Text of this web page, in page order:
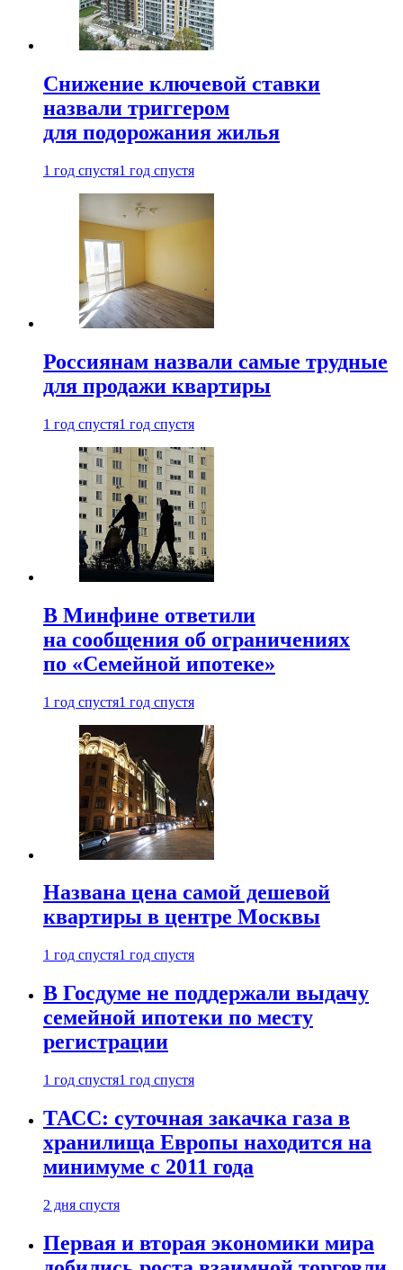
Снижение ключевой ставки
назвали триггером
для подорожания жилья
1 год спустя1 год спустя
Россиянам назвали самые трудные
для продажи квартиры
1 год спустя1 год спустя
В Минфине ответили
на сообщения об ограничениях
по «Семейной ипотеке»
1 год спустя1 год спустя
Названа цена самой дешевой
квартиры в центре Москвы
1 год спустя1 год спустя
В Госдуме не поддержали выдачу
семейной ипотеки по месту
регистрации
1 год спустя1 год спустя
ТАСС: суточная закачка газа в
хранилища Европы находится на
минимуме с 2011 года
2 дня спустя
Первая и вторая экономики мира